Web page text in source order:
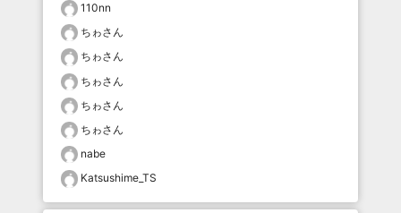
110nn
ちゎさん
ちゎさん
ちゎさん
ちゎさん
ちゎさん
nabe
Katsushime_TS